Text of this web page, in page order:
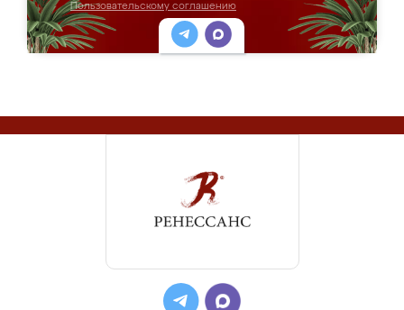
Пользовательскому соглашению